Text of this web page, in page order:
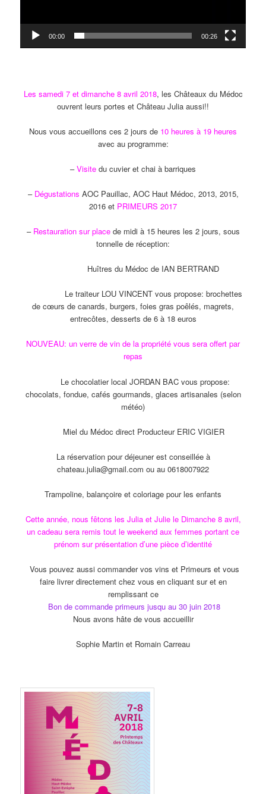
00:00 00:26
Les samedi 7 et dimanche 8 avril 2018, les Châteaux du Médoc
ouvrent leurs portes et Château Julia aussi!!
Nous vous accueillons ces 2 jours de 10 heures à 19 heures
avec au programme:
–Visite du cuvier et chai à barriques
– Dégustations AOC Pauillac, AOC Haut Médoc, 2013, 2015,
2016 et PRIMEURS 2017
– Restauration sur placede midi à 15 heures les 2 jours, sous
tonnelle de réception:
Huîtres du Médoc de IAN BERTRAND
Le traiteur LOU VINCENT vous propose: brochettes
de cœurs de canards, burgers, foies gras poêlés, magrets,
entrecôtes, desserts de 6 à 18 euros
NOUVEAU: un verre de vin de la propriété vous sera offert par
repas
Le chocolatier local JORDAN BAC vous propose:
chocolats, fondue, cafés gourmands, glaces artisanales (selon
météo)
Miel du Médoc direct Producteur ERIC VIGIER
La réservation pour déjeuner est conseillée à
chateau.julia@gmail.com ou au 0618007922
Trampoline, balançoire et coloriage pour les enfants
Cette année, nous fêtons les Julia et Julie le Dimanche 8 avril,
un cadeau sera remis tout le weekend aux femmes portant ce
prénom sur présentation d’une pièce d’identité
Vous pouvez aussi commander vos vins et Primeurs et vous
faire livrer directement chez vous en cliquant sur et en
remplissant ce
Bon de commande primeurs jusqu au 30 juin 2018
Nous avons hâte de vous accueillir
Sophie Martin et Romain Carreau